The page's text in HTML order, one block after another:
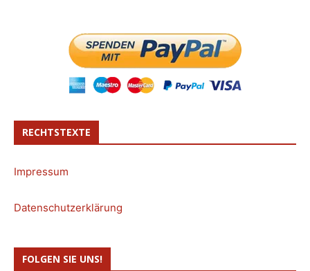
RECHTSTEXTE
Impressum
Datenschutzerklärung
FOLGEN SIE UNS!